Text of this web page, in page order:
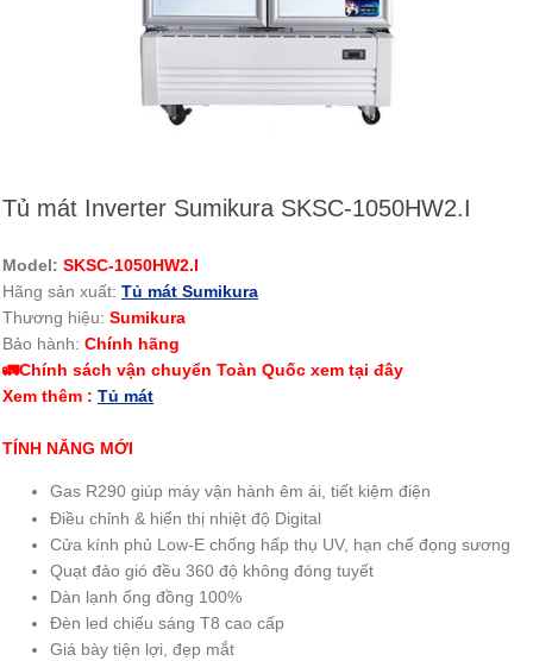
Tủ mát Inverter Sumikura SKSC-1050HW2.I
Model: SKSC-1050HW2.I
Hãng sản xuất: Tủ mát Sumikura
Thương hiệu: Sumikura
Bảo hành: Chính hãng
🚛Chính sách vận chuyển Toàn Quốc xem tại đây
Xem thêm : Tủ mát
TÍNH NĂNG MỚI
Gas R290 giúp máy vận hành êm ái, tiết kiệm điện
Điều chỉnh & hiển thị nhiệt độ Digital
Cửa kính phủ Low-E chống hấp thụ UV, hạn chế đọng sương
Quạt đảo gió đều 360 độ không đóng tuyết
Dàn lạnh ống đồng 100%
Đèn led chiếu sáng T8 cao cấp
Giá bày tiện lợi, đẹp mắt